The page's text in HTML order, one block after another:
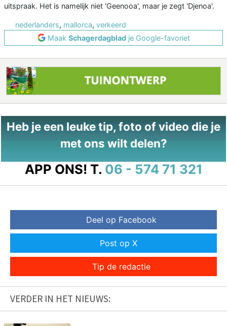
uitspraak. Het is namelijk niet 'Geenooa', maar je zegt 'Djenoa'.
nederlanders, mallorca, verkeerd
Maak Schagerdagbladje Google-favoriet
Heb je een leuke tip, foto of video die je
met ons wilt delen?
APP ONS! T. 06 - 574 71 321
Deel op Facebook
Post op X
Tip de redactie
VERDER IN HET NIEUWS: